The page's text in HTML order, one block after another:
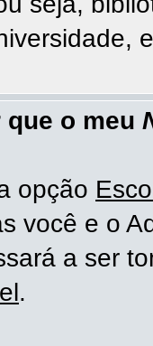
o meu
opção
você e o
a ser
.